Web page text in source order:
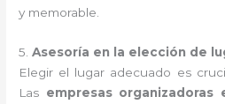
y memorable.
5.Asesoría en la elección de
Elegir el lugar adecuado es
Las empresas organizadoras